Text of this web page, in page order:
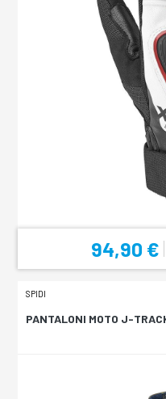
94,90 €
SPIDI
PANTALONI MOTO J-